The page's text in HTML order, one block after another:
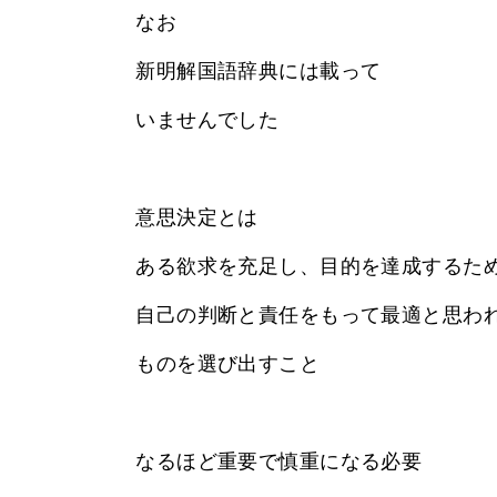
なお
新明解国語辞典には載って
いませんでした
意思決定とは
ある欲求を充足し、目的を達成するた
自己の判断と責任をもって最適と思わ
ものを選び出すこと
なるほど重要で慎重になる必要